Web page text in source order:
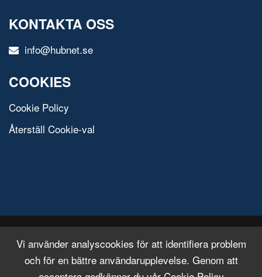
Vi använder analyscookies för att identifiera problem
och för en bättre användarupplevelse. Genom att
KONTAKTA OSS
info@hubnet.se
COOKIES
Cookie Policy
Återställ Cookie-val